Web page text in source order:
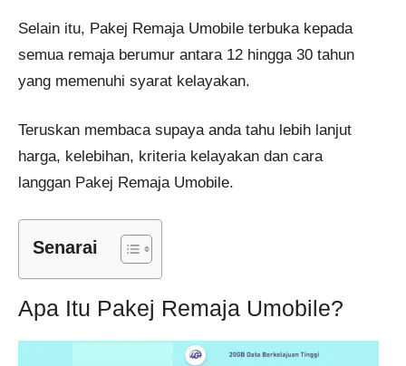
Selain itu, Pakej Remaja Umobile terbuka kepada
semua remaja berumur antara 12 hingga 30 tahun
yang memenuhi syarat kelayakan.
Teruskan membaca supaya anda tahu lebih lanjut
harga, kelebihan, kriteria kelayakan dan cara
langgan Pakej Remaja Umobile.
Senarai
Apa Itu Pakej Remaja Umobile?